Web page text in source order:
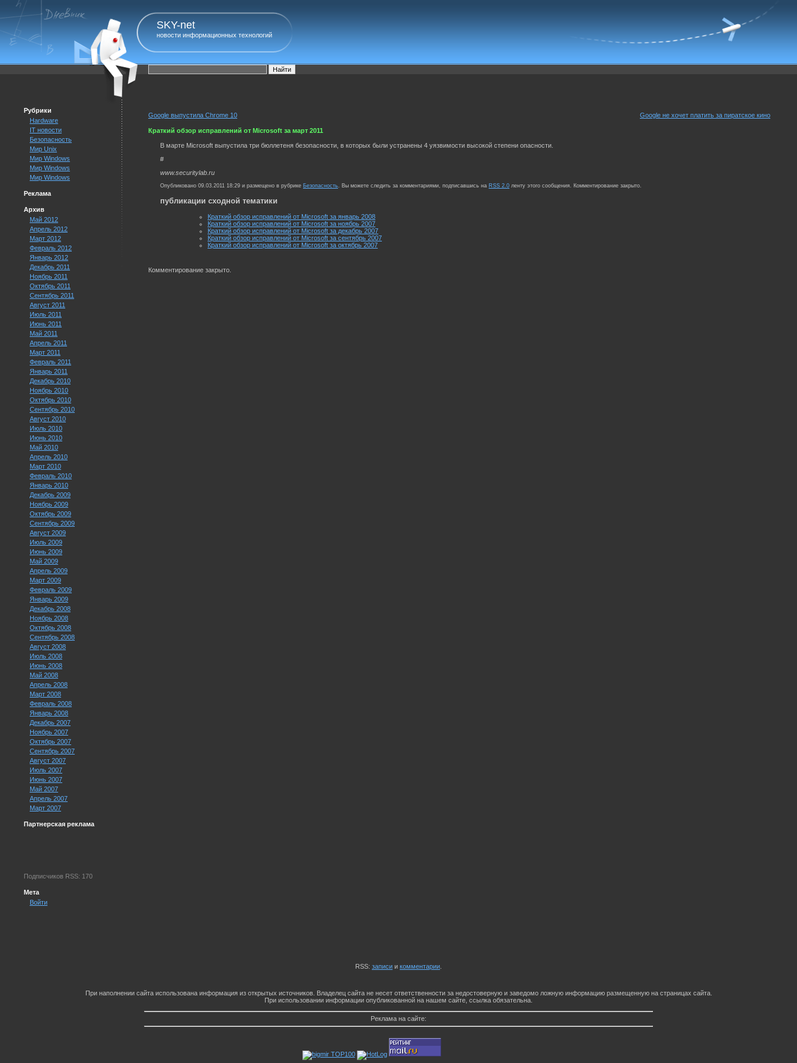
SKY-net
новости информационных технологий
Рубрики
Hardware
IT новости
Безопасность
Мир Unix
Мир Windows
Мир Windows
Мир Windows
Реклама
Архив
Май 2012
Апрель 2012
Март 2012
Февраль 2012
Январь 2012
Декабрь 2011
Ноябрь 2011
Октябрь 2011
Сентябрь 2011
Август 2011
Июль 2011
Июнь 2011
Май 2011
Апрель 2011
Март 2011
Февраль 2011
Январь 2011
Декабрь 2010
Ноябрь 2010
Октябрь 2010
Сентябрь 2010
Август 2010
Июль 2010
Июнь 2010
Май 2010
Апрель 2010
Март 2010
Февраль 2010
Январь 2010
Декабрь 2009
Ноябрь 2009
Октябрь 2009
Сентябрь 2009
Август 2009
Июль 2009
Июнь 2009
Май 2009
Апрель 2009
Март 2009
Февраль 2009
Январь 2009
Декабрь 2008
Ноябрь 2008
Октябрь 2008
Сентябрь 2008
Август 2008
Июль 2008
Июнь 2008
Май 2008
Апрель 2008
Март 2008
Февраль 2008
Январь 2008
Декабрь 2007
Ноябрь 2007
Октябрь 2007
Сентябрь 2007
Август 2007
Июль 2007
Июнь 2007
Май 2007
Апрель 2007
Март 2007
Партнерская реклама
Подписчиков RSS: 170
Мета
Войти
Google выпустила Chrome 10 Google не хочет платить за пиратское кино
Краткий обзор исправлений от Microsoft за март 2011
В марте Microsoft выпустила три бюллетеня безопасности, в которых были устранены 4 уязвимости высокой степени опасности.
#
www.securitylab.ru
Опубликовано 09.03.2011 18:29 и размещено в рубрике Безопасность. Вы можете следить за комментариями, подписавшись на RSS 2.0 ленту этого сообщения. Комментирование закрыто.
публикации сходной тематики
Краткий обзор исправлений от Microsoft за январь 2008
Краткий обзор исправлений от Microsoft за ноябрь 2007
Краткий обзор исправлений от Microsoft за декабрь 2007
Краткий обзор исправлений от Microsoft за сентябрь 2007
Краткий обзор исправлений от Microsoft за октябрь 2007
Комментирование закрыто.
RSS: записи и комментарии
При наполнении сайта использована информация из открытых источников. Владелец сайта не несет ответственности за недостоверную и заведомо ложную информацию размещенную на страницах сайта.
При использовании информации опубликованной на нашем сайте, ссылка обязательна.
Реклама на сайте: